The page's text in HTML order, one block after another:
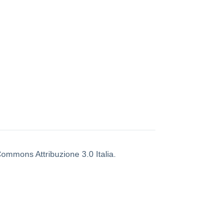
Attribuzione 3.0 Italia.